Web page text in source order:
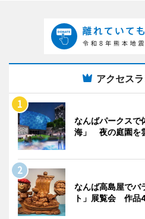
アクセス
なんばパークスで
海」 夜の庭園を
なんば高島屋でバ
ト」展覧会 作品